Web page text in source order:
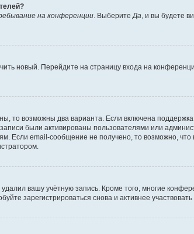
на конференции . Выберите Да , и вы будете
новый. Перейдите на страницу входа на
то возможны два варианта. Если включена
были активированы пользователями или
Если email-сообщение не получено, то возможно,
вашу учётную запись. Кроме того, многие
зарегистрироваться снова и активнее участвовать